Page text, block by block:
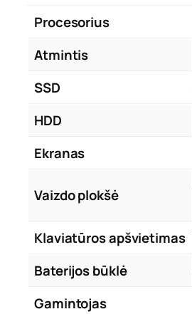
Procesorius
Atmintis
SSD
HDD
Ekranas
Vaizdo plokšė
Klaviatūros apšvietimas
Baterijos būklė
Gamintojas